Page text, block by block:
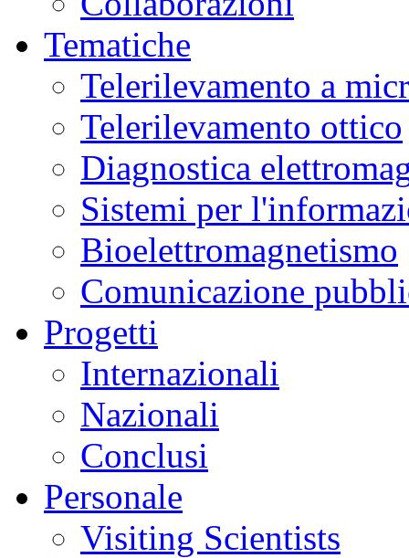
Tematiche
Telerilevamento a
Telerilevamento ottico
Diagnostica
Sistemi per
Bioelettromagnetismo
Comunicazione
Progetti
Internazionali
Nazionali
Conclusi
Personale
Visiting Scientists